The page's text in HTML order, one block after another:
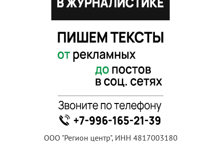
ООО "Регион центр", ИНН 4817003180